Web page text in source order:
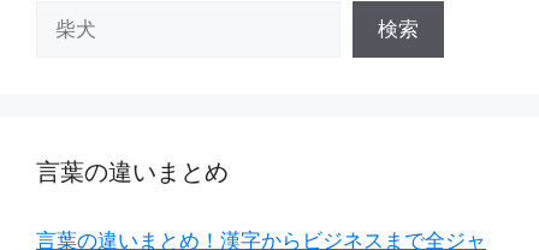
検索
言葉の違いまとめ
言葉の違いまとめ！漢字からビジネスまで全ジャ